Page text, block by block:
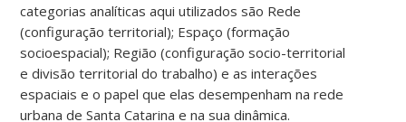
categorias analíticas aqui utilizados são Rede
(configuração territorial); Espaço (formação
socioespacial); Região (configuração socio-territorial
e divisão territorial do trabalho) e as interações
espaciais e o papel que elas desempenham na rede
urbana de Santa Catarina e na sua dinâmica.